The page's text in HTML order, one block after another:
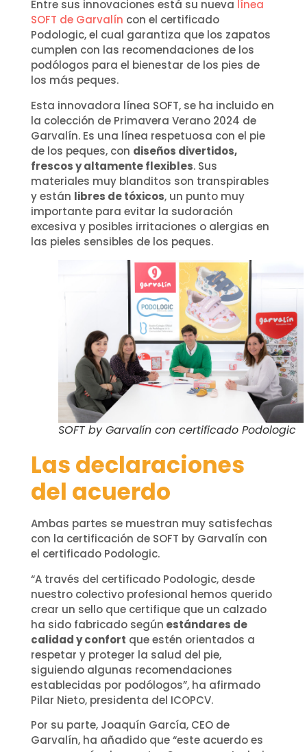
Entre sus innovaciones está su nueva línea
SOFT de Garvalín con el certificado
Podologic, el cual garantiza que los zapatos
cumplen con las recomendaciones de los
podólogos para el bienestar de los pies de
los más peques.
Esta innovadora línea SOFT, se ha incluido en
la colección de Primavera Verano 2024 de
Garvalín. Es una línea respetuosa con el pie
de los peques, con diseños divertidos,
frescos y altamente flexibles. Sus
materiales muy blanditos son transpirables
y están libres de tóxicos, un punto muy
importante para evitar la sudoración
excesiva y posibles irritaciones o alergias en
las pieles sensibles de los peques.
SOFT by Garvalín con certificado Podologic
Las declaraciones
del acuerdo
Ambas partes se muestran muy satisfechas
con la certificación de SOFT by Garvalín con
el certificado Podologic.
“A través del certificado Podologic, desde
nuestro colectivo profesional hemos querido
crear un sello que certifique que un calzado
ha sido fabricado según estándares de
calidad y confort que estén orientados a
respetar y proteger la salud del pie,
siguiendo algunas recomendaciones
establecidas por podólogos”, ha afirmado
Pilar Nieto, presidenta del ICOPCV.
Por su parte, Joaquín García, CEO de
Garvalín, ha añadido que “este acuerdo es